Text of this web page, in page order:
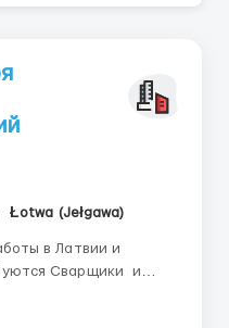
Łotwa (Jełgawa)
в Латвии и